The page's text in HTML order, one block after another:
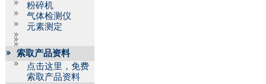
粉碎机
气体检测仪
元素测定
索取产品资料
点击这里，免费
索取产品资料